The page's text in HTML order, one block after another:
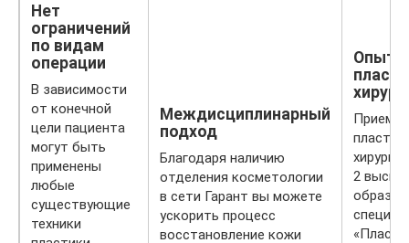
Нет
ограничений
по видам
операции
В зависимости
от конечной
цели пациента
могут быть
применены
любые
существующие
техники
Междисциплинарный
подход
Благодаря наличию
отделения косметологии
в сети Гарант вы можете
ускорить процесс
восстановление кожи
хирург
Прием
хирург,
2